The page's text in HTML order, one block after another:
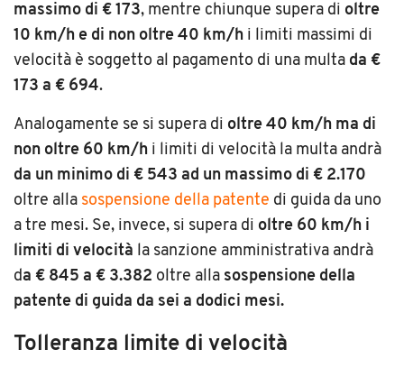
massimo di € 173, mentre chiunque supera di oltre
10 km/h e di non oltre 40 km/h i limiti massimi di
velocità è soggetto al pagamento di una multa da €
173 a € 694.
Analogamente se si supera di oltre 40 km/h ma di
non oltre 60 km/h i limiti di velocità la multa andrà
da un minimo di € 543 ad un massimo di € 2.170
oltre alla sospensione della patente di guida da uno
a tre mesi. Se, invece, si supera di oltre 60 km/h i
limiti di velocità la sanzione amministrativa andrà
da € 845 a € 3.382 oltre alla sospensione della
patente di guida da sei a dodici mesi.
Tolleranza limite di velocità